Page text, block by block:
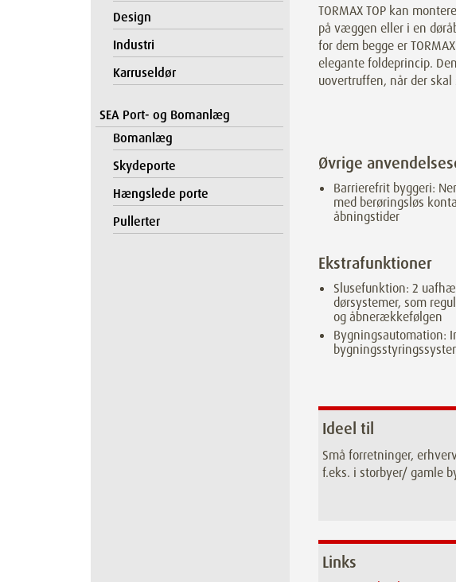
Design
Industri
Karruseldør
SEA Port- og Bomanlæg
Bomanlæg
Skydeporte
Hængslede porte
Pullerter
TORMAX TOP kan
på væggen eller i en
for dem begge er TORMAX
elegante foldeprincip.
uovertruffen, når der skal
Øvrige
Barrierefrit byggeri:
med berøringsløs
åbningstider
Ekstrafunktioner
Slusefunktion: 2
dørsystemer, som
og åbnerækkefølgen
Bygningsautomation:
Ideel til
Små forretninger,
f.eks. i storbyer/ gamle
Links